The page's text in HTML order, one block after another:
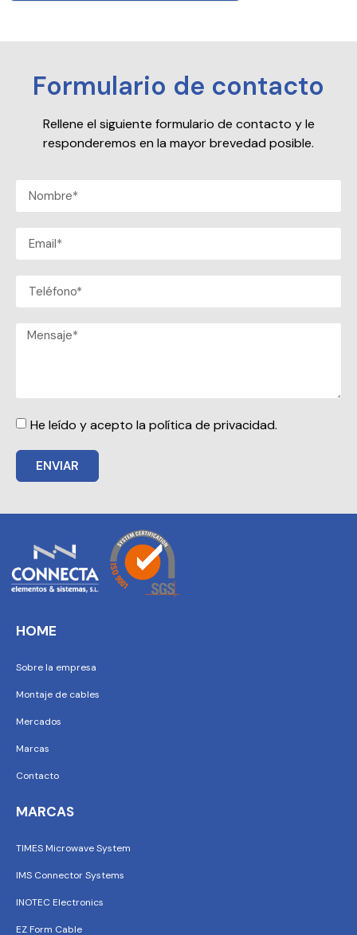
Formulario de contacto
Rellene el siguiente formulario de contacto y le
responderemos en la mayor brevedad posible.
He leído y acepto la política de privacidad.
ENVIAR
HOME
Sobre la empresa
Montaje de cables
Mercados
Marcas
Contacto
MARCAS
TIMES Microwave System
IMS Connector Systems
INOTEC Electronics
EZ Form Cable